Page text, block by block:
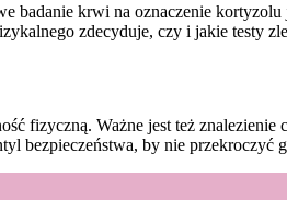
krwi na oznaczenie
zdecyduje, czy i jakie testy
fizyczną. Ważne jest też znalezienie
bezpieczeństwa, by nie przekroczyć